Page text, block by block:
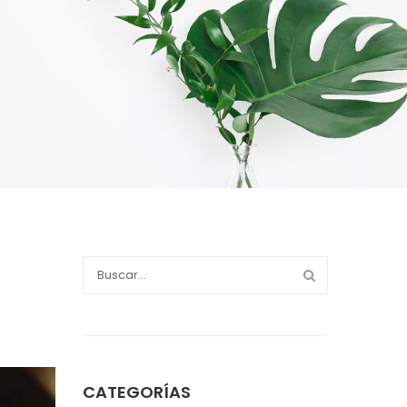
CATEGORÍAS